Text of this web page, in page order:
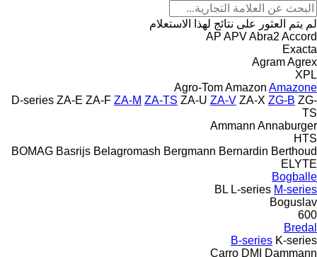
لم يتم العثور على نتائج لهذا الاستعلام
AP APVAbra2 Accord
Exacta
AgramAgrex
XPL
Agro-TomAmazon Amazone
D-series ZA-E ZA-F ZA-M ZA-TS ZA-U ZA-V ZA-X ZG-B ZG-
TS
Ammann Annaburger
HTS
BOMAG Basrijs Belagromash Bergmann Bernardin Berthoud
ELYTE
Bogballe
BL L-series M-series
Boguslav
600
Bredal
B-series K-series
Carro DMI
Dammann